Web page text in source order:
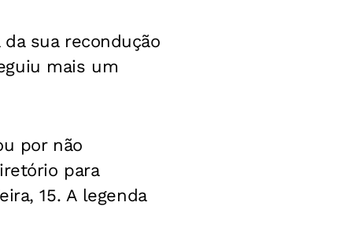
sua recondução
mais um
por não
para
15. A legenda